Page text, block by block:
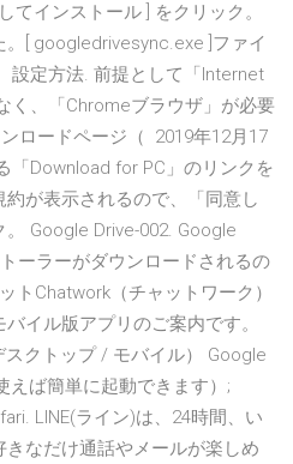
てインストール ] をクリック。
。[ googledrivesync.exe ]ファイ
設定方法. 前提として「Internet
く、「Chromeブラウザ」が必要
ロードページ（ 2019年12月17
「Download for PC」のリンクを
が表示されるので、「同意し
Google Drive-002. Google
ーラーがダウンロードされるの
トChatwork（チャットワーク）
イル版アプリのご案内です。
クトップ / モバイル） Google
えば簡単に起動できます）;
LINE(ライン)は、24時間、い
なだけ通話やメールが楽しめ